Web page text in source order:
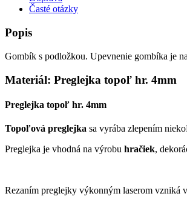
Časté otázky
Popis
Gombík s podložkou. Upevnenie gombíka je
Materiál: Preglejka topoľ hr. 4mm
Preglejka topoľ hr. 4mm
Topoľová preglejka sa vyrába zlepením
Preglejka je vhodná na výrobu hračiek,
Rezaním preglejky výkonným laserom vzniká